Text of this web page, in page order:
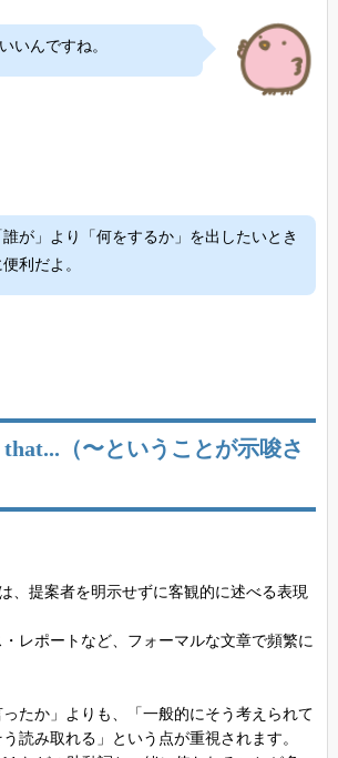
いんですね。
誰が」より「何をするか」を出したいとき
便利だよ。
that...（〜ということが示唆さ
は、提案者を明示せずに客観的に述べる表現
レポートなど、フォーマルな文章で頻繁に
たか」よりも、「一般的にそう考えられて
読み取れる」という点が重視されます。